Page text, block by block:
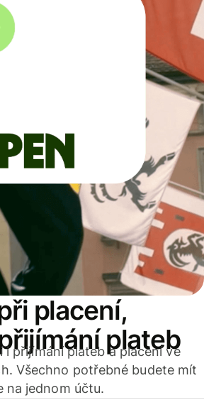
placení,
plateb
i přijímání plateb a placení ve
Všechno potřebné budete mít
na jednom účtu.